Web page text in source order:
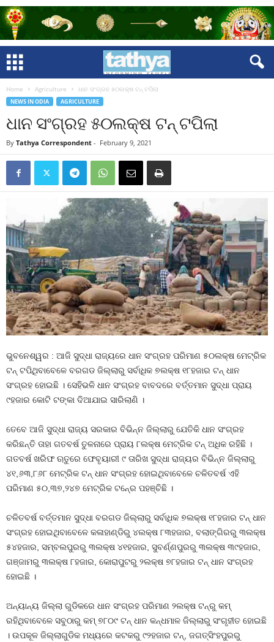
Home Agriculture ଧାନ ସଂଗ୍ରହ ୫୦ଲକ୍ଷ ଟନ୍‍ ଟପିଲା
NEWS IN ODIA AGRICULTURE
ଧାନ ସଂଗ୍ରହ ୫୦ଲକ୍ଷ ଟନ୍‍ ଟପିଲା
By Tathya Correspondent - February 9, 2021
ଭୁବନେଶ୍ୱର : ଆଜି ସୁଦ୍ଧା ରାଜ୍ୟରେ ଧାନ ସଂଗ୍ରହ ପରିମାଣ ୫୦ଲକ୍ଷ ମେଟ୍ରିକ
ଟନ୍‍ ଟପିଥିବାବେଳେ ବରଗଡ ଜିଲ୍ଲାରୁ ସର୍ବାଧିକ ୭ଲକ୍ଷ ୧୮ହଜାର ଟନ୍‍ ଧାନ
ସଂଗ୍ରହ ହୋଇଛି । ସେହିଭଳି ଧାନ ସଂଗ୍ରହ ବାବଦରେ ବର୍ତ୍ତମାନ ସୁଦ୍ଧା ପ୍ରାୟ
୯ହଜାର କୋଟି ଟଙ୍କା ଦିଆଯାଇ ସାରିଲାଣି ।
ତେବେ ଆଜି ସୁଦ୍ଧା ରାଜ୍ୟ ସରକାର ବିଭିନ୍ନ ଜିଲ୍ଲାରୁ ଯେତିକି ଧାନ ସଂଗ୍ରହ
କରିଛନ୍ତି ତାହା ଗତବର୍ଷ ତୁଳନାରେ ପ୍ରାୟ ୮ଲକ୍ଷ ମେଟ୍ରିକ ଟନ୍‍ ଅଧିକ ରହିଛି ।
ଗତବର୍ଷ ଖରିଫ ଋତୁରେ ଫେବୃୟାରୀ ୯ ତାରିଖ ସୁଦ୍ଧା ରାଜ୍ୟର ବିଭିନ୍ନ ଜିଲ୍ଲାରୁ
୪୧,୬୩,୮୬୮ ମେଟ୍ରିକ ଟନ୍‍ ଧାନ ସଂଗ୍ରହ ହୋଇଥିବାବେଳେ ଚଳିତବର୍ଷ ଏହି
ପରିମାଣ ୫୦,୩୭,୨୪୭ ମେଟ୍ରିକ ଟନ୍‍ରେ ପହଞ୍ଚିଛି ।
ଚଳିତବର୍ଷ ବର୍ତ୍ତମାନ ସୁଦ୍ଧା ବରଗଡ ଜିଲ୍ଲାରୁ ସର୍ବାଧିକ ୭ଲକ୍ଷ ୧୮ହଜାର ଟନ୍‍ ଧାନ
ସଂଗ୍ରହ ହୋଇଥିବାବେଳେ କଳାହାଣ୍ଡିରୁ ୪ଲକ୍ଷ ୮୩ହଜାର, ବଲାଙ୍ଗିରରୁ ୩ଲକ୍ଷ
୫୪ହଜାର, ସମ୍ବଲପୁରରୁ ୩ଲକ୍ଷ ୪୧ହଜାର, ସୁବର୍ଣ୍ଣପୁରରୁ ୩ଲକ୍ଷ ୩୯ହଜାର,
ଗଞ୍ଜାମରୁ ୩ଲକ୍ଷ ୮ହଜାର, କୋରାପୁଟରୁ ୨ଲକ୍ଷ ୭୮ହଜାର ଟନ୍‍ ଧାନ ସଂଗ୍ରହ
ହୋଇଛି ।
ଅନ୍ୟାନ୍ୟ ଜିଲ୍ଲା ଗୁଡିକରେ ଧାନ ସଂଗ୍ରହ ପରିମାଣ ୨ଲକ୍ଷ ଟନ୍‍ରୁ କମ୍‍
ରହିଥିବାବେଳେ ସବୁଠାରୁ କମ୍‍ ୭୮୦୯ ଟନ୍‍ ଧାନ କନ୍ଧମାଳ ଜିଲ୍ଲାରୁ ସଂଗୃହୀତ ହୋଇଛି
। ଉପକୂଳ ଜିଲ୍ଲାଗୁଡିକ ମଧ୍ୟରେ କଟକରୁ ୯୨ହଜାର ଟନ୍‍, ଜଗତ୍‍ସିଂହପୁରରୁ